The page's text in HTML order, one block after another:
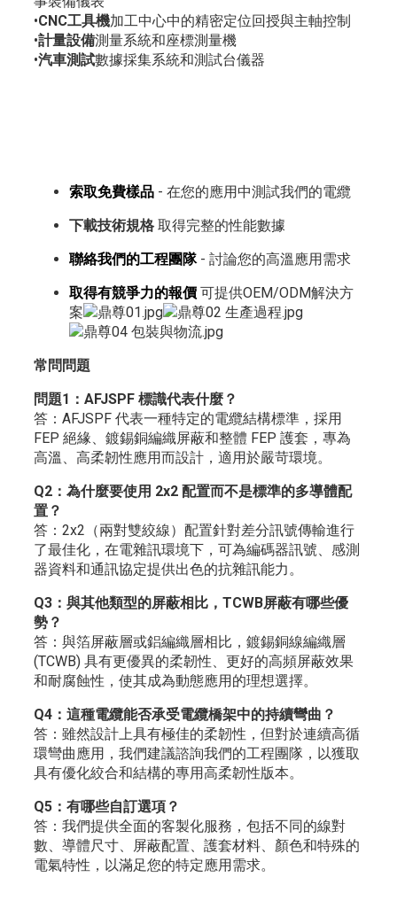
•CNC工具機加工中心中的精密定位回授與主軸控制
•計量設備測量系統和座標測量機
•汽車測試數據採集系統和測試台儀器
索取免費樣品- 在您的應用中測試我們的電纜
下載技術規格取得完整的性能數據
聯絡我們的工程團隊- 討論您的高溫應用需求
取得有競爭力的報價可提供OEM/ODM解決方
案
常問問題
問題1：AFJSPF 標識代表什麼？
答：AFJSPF 代表一種特定的電纜結構標準，採用
FEP 絕緣、鍍錫銅編織屏蔽和整體 FEP 護套，專為
高溫、高柔韌性應用而設計，適用於嚴苛環境。
Q2：為什麼要使用 2x2 配置而不是標準的多導體配
置？
答：2x2（兩對雙絞線）配置針對差分訊號傳輸進行
了最佳化，在電雜訊環境下，可為編碼器訊號、感測
器資料和通訊協定提供出色的抗雜訊能力。
Q3：與其他類型的屏蔽相比，TCWB屏蔽有哪些優
勢？
答：與箔屏蔽層或鋁編織層相比，鍍錫銅線編織層
(TCWB) 具有更優異的柔韌性、更好的高頻屏蔽效果
和耐腐蝕性，使其成為動態應用的理想選擇。
Q4：這種電纜能否承受電纜橋架中的持續彎曲？
答：雖然設計上具有極佳的柔韌性，但對於連續高循
環彎曲應用，我們建議諮詢我們的工程團隊，以獲取
具有優化絞合和結構的專用高柔韌性版本。
Q5：有哪些自訂選項？
答：我們提供全面的客製化服務，包括不同的線對
數、導體尺寸、屏蔽配置、護套材料、顏色和特殊的
電氣特性，以滿足您的特定應用需求。